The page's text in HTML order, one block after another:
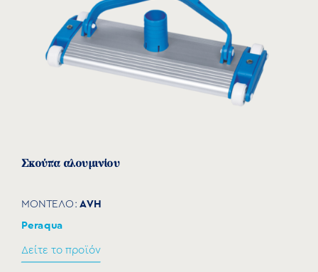
Σκούπα αλουμινίου
ΜΟΝΤΕΛΟ:AVH
Peraqua
Δείτε το προϊόν